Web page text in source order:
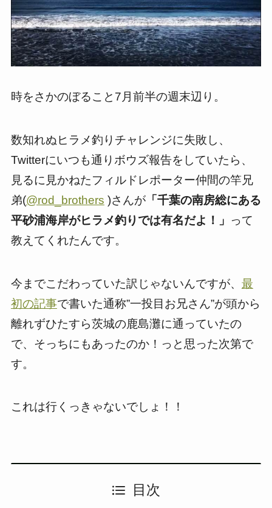
時をさかのぼること7月前半の週末辺り。
数知れぬヒラメ釣りチャレンジに失敗し、
Twitterにいつも通りボウズ報告をしていたら、
見るに見かねたフィルドレポーター仲間の竿兄
弟(@rod_brothers )さんが「千葉の南房総にある
平砂浦海岸がヒラメ釣りでは有名だよ！」
って
教えてくれたんです。
今までこだわっていた訳じゃないんですが、 最
初の記事で書いた通称”一投目お兄さん”が頭から
離れずひたすら茨城の鹿島灘に通っていたの
で、そっちにもあったのか！っと思った次第で
す。
これは行くっきゃないでしょ！！
目次